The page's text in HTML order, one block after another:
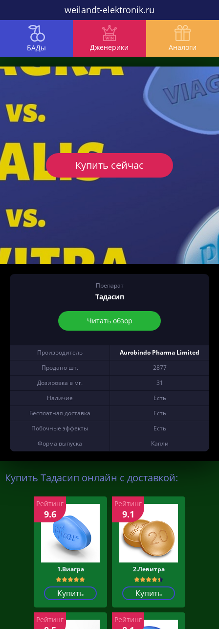
weilandt-elektronik.ru
БАДы Дженерики Аналоги
Препарат
Тадасип
Читать обзор
Производитель
Aurobindo Pharma Limited
Продано шт.
2877
Дозировка в мг.
31
Наличие
Есть
Бесплатная доставка
Есть
Побочные эффекты
Есть
Форма выпуска
Капли
Купить сейчас
Купить Тадасип онлайн с доставкой:
1.Виагра
Купить
Рейтинг
9.6
2.Левитра
Купить
Рейтинг
9.1
Рейтинг Рейтинг